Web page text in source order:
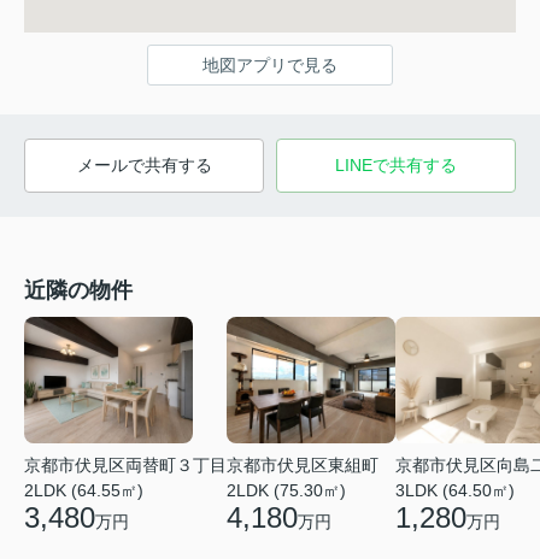
地図アプリで見る
メールで共有する LINEで共有する
近隣の物件
京都市伏見区両替町３丁目
2LDK (64.55㎡)
3,480万円
京都市伏見区東組町
2LDK (75.30㎡)
4,180万円
京都市伏見区向島
3LDK (64.50㎡)
1,280万円